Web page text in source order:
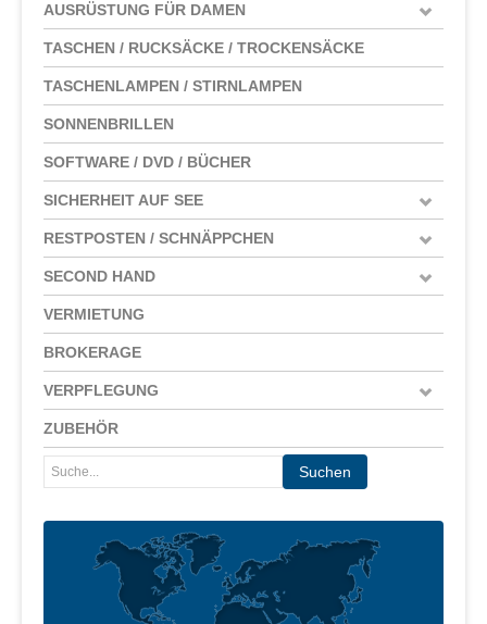
AUSRÜSTUNG FÜR DAMEN
TASCHEN / RUCKSÄCKE / TROCKENSÄCKE
TASCHENLAMPEN / STIRNLAMPEN
SONNENBRILLEN
SOFTWARE / DVD / BÜCHER
SICHERHEIT AUF SEE
RESTPOSTEN / SCHNÄPPCHEN
SECOND HAND
VERMIETUNG
BROKERAGE
VERPFLEGUNG
ZUBEHÖR